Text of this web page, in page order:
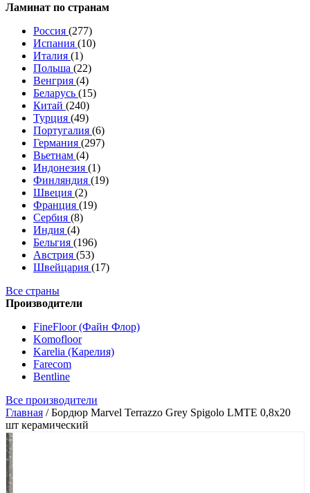
Ламинат по странам
Россия (277)
Испания (10)
Италия (1)
Польша (22)
Венгрия (4)
Беларусь (15)
Китай (240)
Турция (49)
Португалия (6)
Германия (297)
Вьетнам (4)
Индонезия (1)
Финляндия (19)
Швеция (2)
Франция (19)
Сербия (8)
Индия (4)
Бельгия (196)
Австрия (53)
Швейцария (17)
Все страны
Производители
FineFloor (Файн Флор)
Komofloor
Karelia (Карелия)
Farecom
Bentline
Все производители
Главная /Бордюр Marvel Terrazzo Grey Spigolo LMTE 0,8x20
шт керамический